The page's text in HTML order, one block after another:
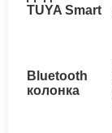
TUYA Smart
Bluetooth
колонка